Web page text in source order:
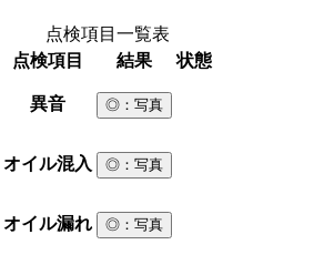
点検項目一覧表
点検項目
結果 状態
異音 ◎ ：写真
オイル混入 ◎ ：写真
オイル漏れ ◎ ：写真